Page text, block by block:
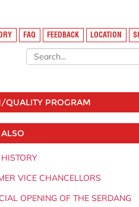
FAQ FEEDBACK LOCATION
QUALITY PROGRAM
VICE CHANCELLORS
OPENING OF THE SERDANG